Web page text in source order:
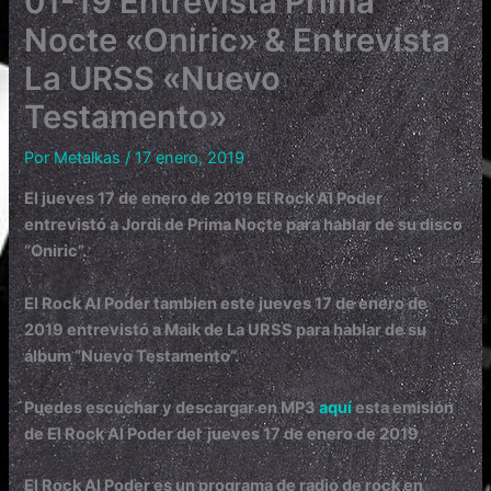
Nocte «Oniric» & Entrevista
La URSS «Nuevo
Testamento»
PorMetalkas/17 enero, 2019
El jueves 17 de enero de 2019 El Rock Al Poder
entrevistó a Jordi dePrima Nocte para hablar de su disco
“Oniric”.
El Rock Al Poder tambien este jueves 17 de enero de
2019 entrevistó a Maik de La URSS para hablar de su
álbum“Nuevo Testamento”.
Puedes escuchar y descargar en MP3aquíesta emisión
de El Rock Al Poder del jueves 17 de enero de 2019
El Rock Al Poder es un programa de radio de rock en